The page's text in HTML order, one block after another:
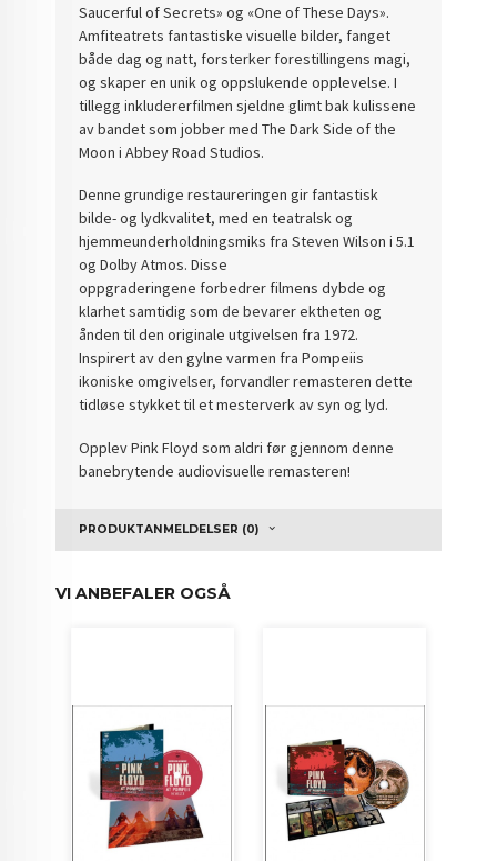
Saucerful of Secrets» og «One of These Days».
Amfiteatrets fantastiske visuelle bilder, fanget
både dag og natt, forsterker forestillingens magi,
og skaper en unik og oppslukende opplevelse. I
tillegg inkludererfilmen sjeldne glimt bak kulissene
av bandet som jobber med The Dark Side of the
Moon i Abbey Road Studios.
Denne grundige restaureringen gir fantastisk
bilde- og lydkvalitet, med en teatralsk og
hjemmeunderholdningsmiks fra Steven Wilson i 5.1
og Dolby Atmos. Disse
oppgraderingene forbedrer filmens dybde og
klarhet samtidig som de bevarer ektheten og
ånden til den originale utgivelsen fra 1972.
Inspirert av den gylne varmen fra Pompeiis
ikoniske omgivelser, forvandler remasteren dette
tidløse stykket til et mesterverk av syn og lyd.
Opplev Pink Floyd som aldri før gjennom denne
banebrytende audiovisuelle remasteren!
PRODUKTANMELDELSER (0)
VI ANBEFALER OGSÅ